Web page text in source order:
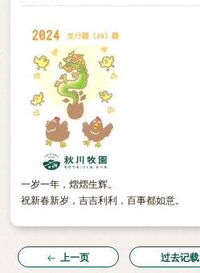
一岁一年，熠熠生辉。
祝新春新岁，吉吉利利，百事都如意。
上一页 过去记载